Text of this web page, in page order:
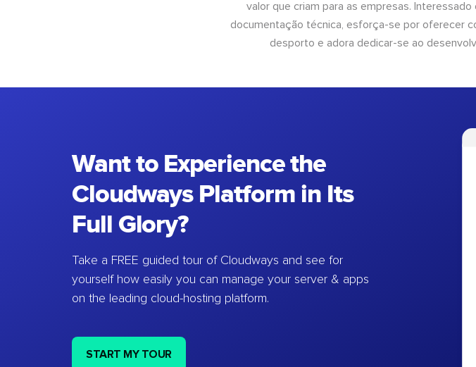
valor que criam para as empresas.
documentação técnica, esforça-se por oferecer
desporto e adora dedicar-se ao
Want to Experience the
Cloudways Platform in Its
Full Glory?
Take a FREE guided tour of Cloudways and see for
yourself how easily you can manage your server & apps
on the leading cloud-hosting platform.
START MY TOUR